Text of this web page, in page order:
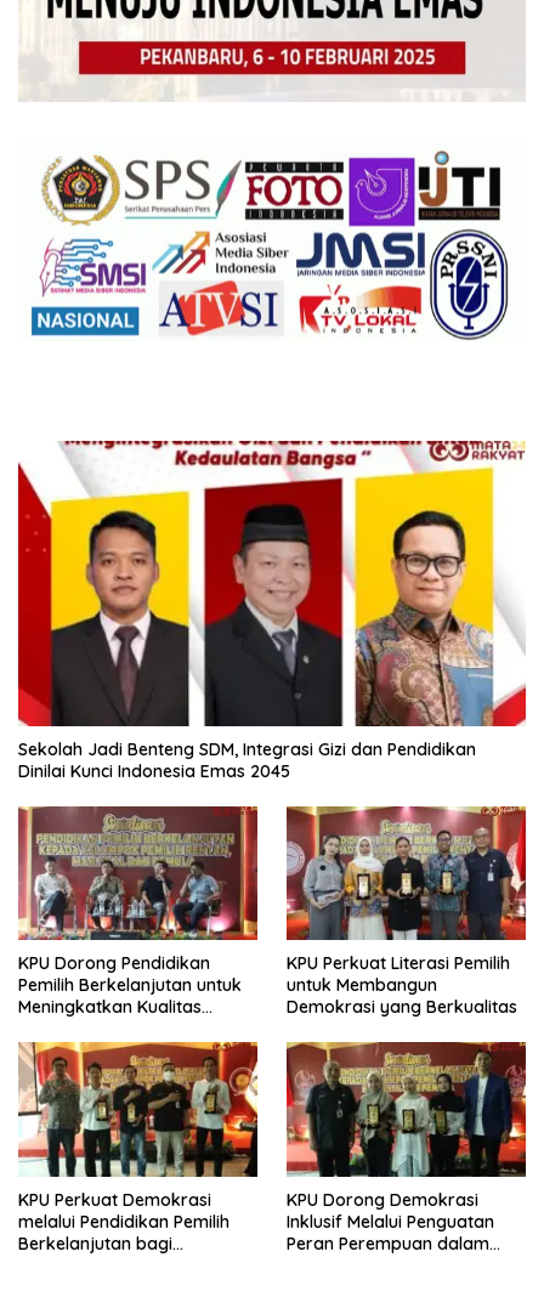
Sekolah Jadi Benteng SDM, Integrasi Gizi dan Pendidikan
Dinilai Kunci Indonesia Emas 2045
KPU Dorong Pendidikan
Pemilih Berkelanjutan untuk
Meningkatkan Kualitas
KPU Perkuat Literasi Pemilih
untuk Membangun
Demokrasi yang Berkualitas
KPU Perkuat Demokrasi
melalui Pendidikan Pemilih
Berkelanjutan bagi
KPU Dorong Demokrasi
Inklusif Melalui Penguatan
Peran Perempuan dalam